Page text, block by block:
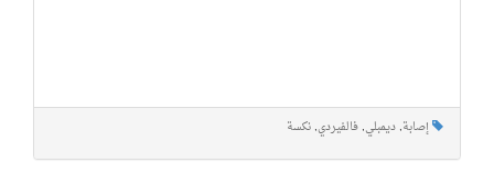
إصابة, ديمبلي, فالفيردي, نكسة